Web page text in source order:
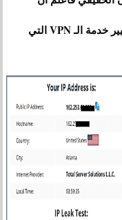
هناك تسريب لعنوان الـIP ويجب عليك تغيير خدمة الـ VPN التي